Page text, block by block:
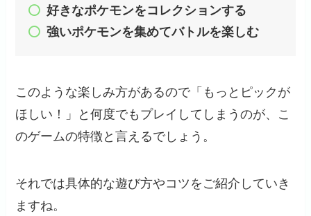
好きなポケモンをコレクションする
強いポケモンを集めてバトルを楽しむ
このような楽しみ方があるので「もっとピックが
ほしい！」と何度でもプレイしてしまうのが、こ
のゲームの特徴と言えるでしょう。
それでは具体的な遊び方やコツをご紹介していき
ますね。